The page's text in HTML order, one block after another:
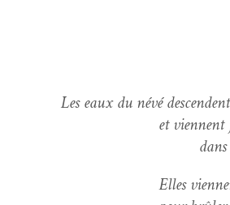
Les eaux du névé descendent
et vien­nent
dans le
Elles vien­nent